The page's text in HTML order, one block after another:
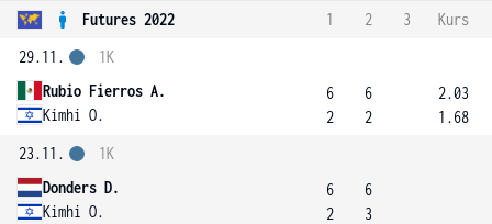
Futures 2022 1 2 3
Kurs
29.11.
Rubio Fierros A.
Kimhi O.
1K
6
2
6
2
2.03
1.68
23.11.
Donders D.
Kimhi O.
1K
6
2
6
3